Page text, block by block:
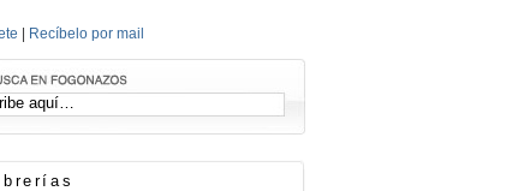
Recíbelo por mail